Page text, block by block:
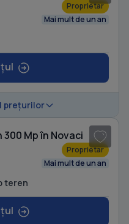
Proprietar
Mai mult de un an
prețurilor
Mp în Novaci
Proprietar
Mai mult de un an
teren